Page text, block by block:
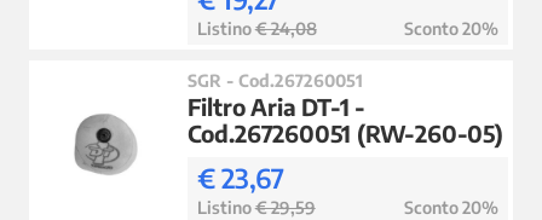
Listino€ 24,08 Sconto 20%
SGR - Cod.267260051
Filtro Aria DT-1 -
Cod.267260051 (RW-260-05)
€ 23,67
Listino€ 29,59 Sconto 20%